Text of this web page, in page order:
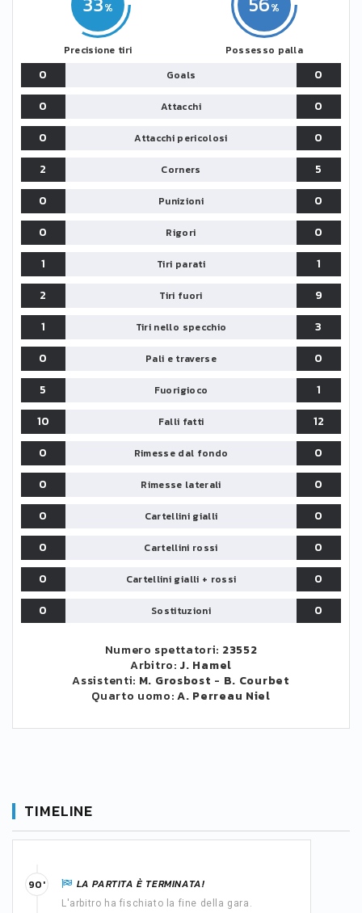
Precisione tiri Possesso palla
0 Goals
0
0
Attacchi
0
0
Attacchi pericolosi
0
2
Corners
5
0
Punizioni
0
0
Rigori
0
1
Tiri parati
1
2
Tiri fuori
9
1
Tiri nello specchio
3
0
Pali e traverse
0
5
Fuorigioco
1
10
Falli fatti
12
0
Rimesse dal fondo
0
0
Rimesse laterali
0
0
Cartellini gialli
0
0
Cartellini rossi
0
0
Cartellini gialli + rossi
0
0
Sostituzioni 0
Numero spettatori: 23552
Arbitro: J. Hamel
Assistenti: M. Grosbost - B. Courbet
Quarto uomo:A. Perreau Niel
TIMELINE
LA PARTITA È TERMINATA!
L'arbitro ha fischiato la fine della gara.
90'